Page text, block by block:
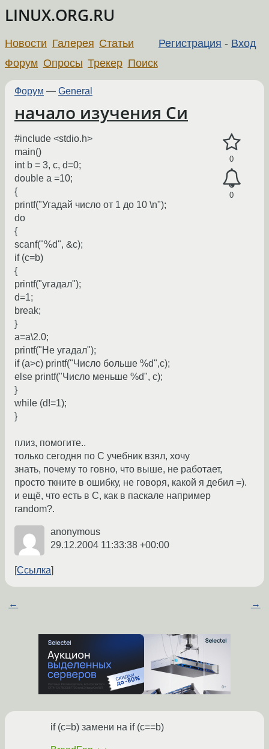
LINUX.ORG.RU
Регистрация - Вход
Новости Галерея Статьи
Форум Опросы Трекер Поиск
Форум — General
начало изучения Си
0
0
#include <stdio.h>
main()
int b = 3, c, d=0;
double a =10;
{
printf("Угадай число от 1 до 10 \n");
do
{
scanf("%d", &c);
if (c=b)
{
printf("угадал");
d=1;
break;
}
a=a\2.0;
printf("Не угадал");
if (a>c) printf("Число больше %d",c);
else printf("Число меньше %d", c);
}
while (d!=1);
}
плиз, помогите..
только сегодня по С учебник взял, хочу
знать, почему то говно, что выше, не работает,
просто ткните в ошибку, не говоря, какой я дебил =).
и ещё, что есть в С, как в паскале например
random?.
anonymous
29.12.2004 11:33:38 +00:00
Ссылка
← →
if (c=b) замени на if (c==b)